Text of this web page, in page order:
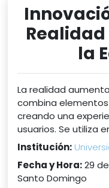
la
La realidad
combina
creando una
usuarios. Se utiliza
Institución:
Fecha y Hora:29
Santo Domingo